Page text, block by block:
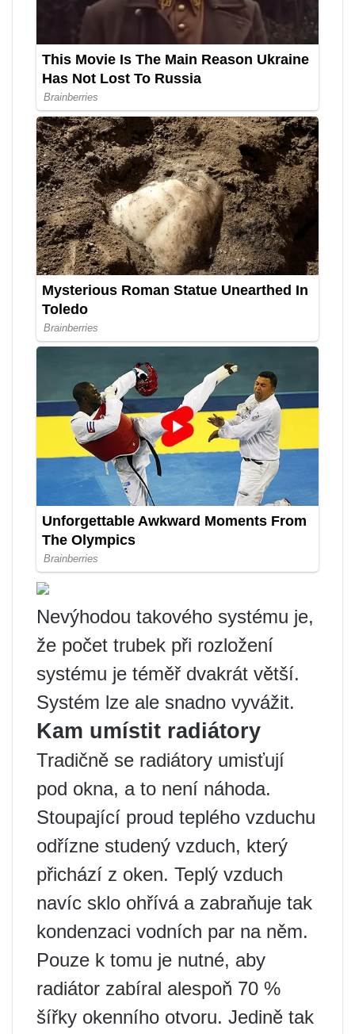
Nevýhodou takového systému je,
že počet trubek při rozložení
systému je téměř dvakrát větší.
Systém lze ale snadno vyvážit.
Kam umístit radiátory
Tradičně se radiátory umisťují
pod okna, a to není náhoda.
Stoupající proud teplého vzduchu
odřízne studený vzduch, který
přichází z oken. Teplý vzduch
navíc sklo ohřívá a zabraňuje tak
kondenzaci vodních par na něm.
Pouze k tomu je nutné, aby
radiátor zabíral alespoň 70 %
šířky okenního otvoru. Jedině tak